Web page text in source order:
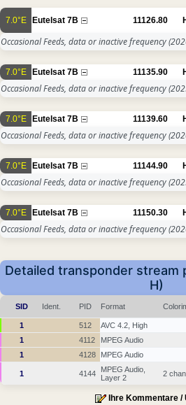
7.0°E Eutelsat 7B 11126.80
Occasional Feeds, data or inactive frequency
7.0°E Eutelsat 7B 11135.90
Occasional Feeds, data or inactive frequency
7.0°E Eutelsat 7B 11139.60
Occasional Feeds, data or inactive frequency
7.0°E Eutelsat 7B 11144.90
Occasional Feeds, data or inactive frequency
7.0°E Eutelsat 7B 11150.30
Occasional Feeds, data or inactive frequency
Detailed transponder stream
H)
SID Ident. PID Format
1 512 AVC 4.2, High
1
4112 MPEG Audio
1
4128 MPEG Audio
1 4144
MPEG Audio,
Layer 2
2
Ihre Kommentare /